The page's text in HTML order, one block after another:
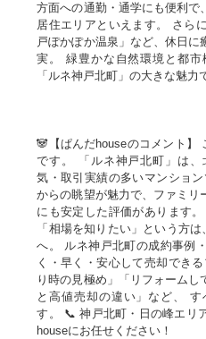
方面への通勤・通学にも便利で
居住エリアといえます。 さら
戸ぽかぽか温泉」など、休日
実。 緑豊かな自然環境と都
「ルネ神戸北町」の大きな魅力
🐼【ぱんだhouseのコメント】
です。 「ルネ神戸北町」は
気・取引実績の多いマンショ
からの眺望が魅力で、ファミリ
にも安定した評価があります
「相場を知りたい」という方
へ。 ルネ神戸北町の成約事例
く・早く・安心して売却でき
り時の見極め」「リフォーム
と高値売却の違い」など、
す。 📞 神戸北町・日の峰エリ
houseにお任せください！